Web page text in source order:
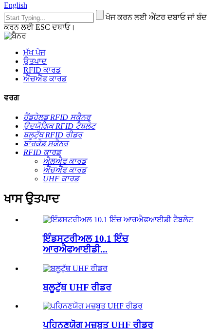
English
ਖੋਜ ਕਰਨ ਲਈ ਐਂਟਰ ਦਬਾਓ ਜਾਂ ਬੰਦ
ਕਰਨ ਲਈ ESC ਦਬਾਓ।
ਮੁੱਖ ਪੇਜ
ਉਤਪਾਦ
RFID ਕਾਰਡ
ਐੱਚਐੱਫ ਕਾਰਡ
ਵਰਗ
ਹੈਂਡਹੇਲਡ RFID ਸਕੈਨਰ
ਉਦਯੋਗਿਕ RFID ਟੈਬਲੇਟ
ਬਲੂਟੁੱਥ RFID ਰੀਡਰ
ਬਾਰਕੋਡ ਸਕੈਨਰ
RFID ਕਾਰਡ
ਐਲਐਫ ਕਾਰਡ
ਐੱਚਐੱਫ ਕਾਰਡ
UHF ਕਾਰਡ
ਖਾਸ ਉਤਪਾਦ
ਇੰਡਸਟਰੀਅਲ 10.1 ਇੰਚ
ਆਰਐਫਆਈਡੀ...
ਬਲੂਟੁੱਥ UHF ਰੀਡਰ
ਪਹਿਨਣਯੋਗ ਮਜ਼ਬੂਤ ​​UHF ਰੀਡਰ